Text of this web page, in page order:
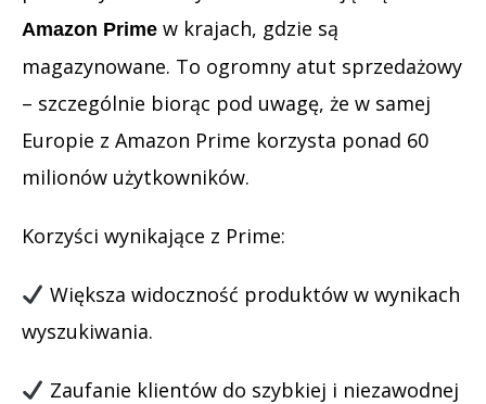
Amazon Prime w krajach, gdzie są
magazynowane. To ogromny atut sprzedażowy
– szczególnie biorąc pod uwagę, że w samej
Europie z Amazon Prime korzysta ponad 60
milionów użytkowników.
Korzyści wynikające z Prime:
Większa widoczność produktów w wynikach
wyszukiwania.
Zaufanie klientów do szybkiej i niezawodnej